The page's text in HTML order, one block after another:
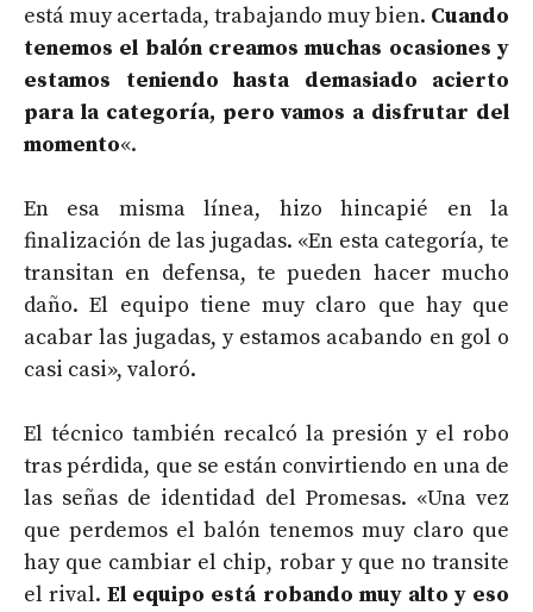
está muy acertada, trabajando muy bien. Cuando
tenemos el balón creamos muchas ocasiones y
estamos teniendo hasta demasiado acierto
para la categoría, pero vamos a disfrutar del
momento«.
En esa misma línea, hizo hincapié en la
finalización de las jugadas. «En esta categoría, te
transitan en defensa, te pueden hacer mucho
daño. El equipo tiene muy claro que hay que
acabar las jugadas, y estamos acabando en gol o
casi casi», valoró.
El técnico también recalcó la presión y el robo
tras pérdida, que se están convirtiendo en una de
las señas de identidad del Promesas. «Una vez
que perdemos el balón tenemos muy claro que
hay que cambiar el chip, robar y que no transite
el rival. El equipo está robando muy alto y eso